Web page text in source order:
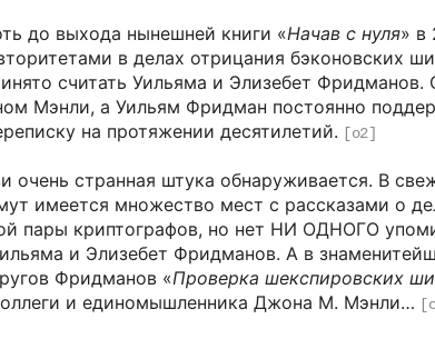
до выхода нынешней книги «Начав с нуля» в
в делах отрицания бэконовских
считать Уильяма и Элизебет
Мэнли, а Уильям Фридман постоянно
на протяжении десятилетий. [o2]
очень странная штука обнаруживается. В
имеется множество мест с рассказами о
пары криптографов, но нет НИ ОДНОГО
и Элизебет Фридманов. А в
Фридманов «Проверка шекспировских
и единомышленника Джона М. Мэнли…